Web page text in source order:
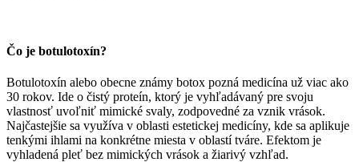
Čo je botulotoxín?
Botulotoxín alebo obecne známy botox pozná medicína už viac ako
30 rokov. Ide o čistý proteín, ktorý je vyhľadávaný pre svoju
vlastnosť uvoľniť mimické svaly, zodpovedné za vznik vrások.
Najčastejšie sa využíva v oblasti estetickej medicíny, kde sa aplikuje
tenkými ihlami na konkrétne miesta v oblastí tváre. Efektom je
vyhladená pleť bez mimických vrások a žiarivý vzhľad.